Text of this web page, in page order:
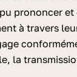
prononcer
à travers
la